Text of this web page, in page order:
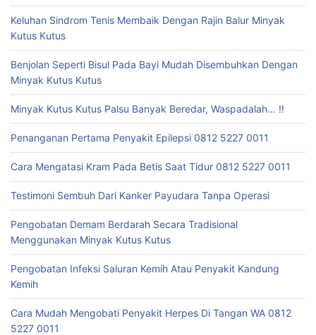
Keluhan Sindrom Tenis Membaik Dengan Rajin Balur Minyak
Kutus Kutus
Benjolan Seperti Bisul Pada Bayi Mudah Disembuhkan Dengan
Minyak Kutus Kutus
Minyak Kutus Kutus Palsu Banyak Beredar, Waspadalah… !!
Penanganan Pertama Penyakit Epilepsi 0812 5227 0011
Cara Mengatasi Kram Pada Betis Saat Tidur 0812 5227 0011
Testimoni Sembuh Dari Kanker Payudara Tanpa Operasi
Pengobatan Demam Berdarah Secara Tradisional
Menggunakan Minyak Kutus Kutus
Pengobatan Infeksi Saluran Kemih Atau Penyakit Kandung
Kemih
Cara Mudah Mengobati Penyakit Herpes Di Tangan WA 0812
5227 0011